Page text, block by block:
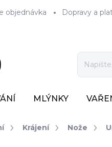
objednávka Dopravy a
MLÝNKY
Krájení Nože